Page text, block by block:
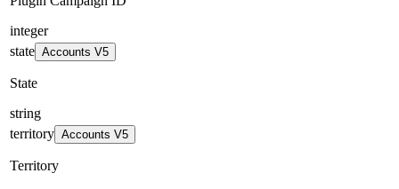
integer
state Accounts V5
State
string
territory Accounts V5
Territory